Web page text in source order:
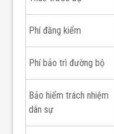
Phí đăng kiểm
Phí bảo trì đường bộ
Bảo hiểm trách nhiệm
dân sự